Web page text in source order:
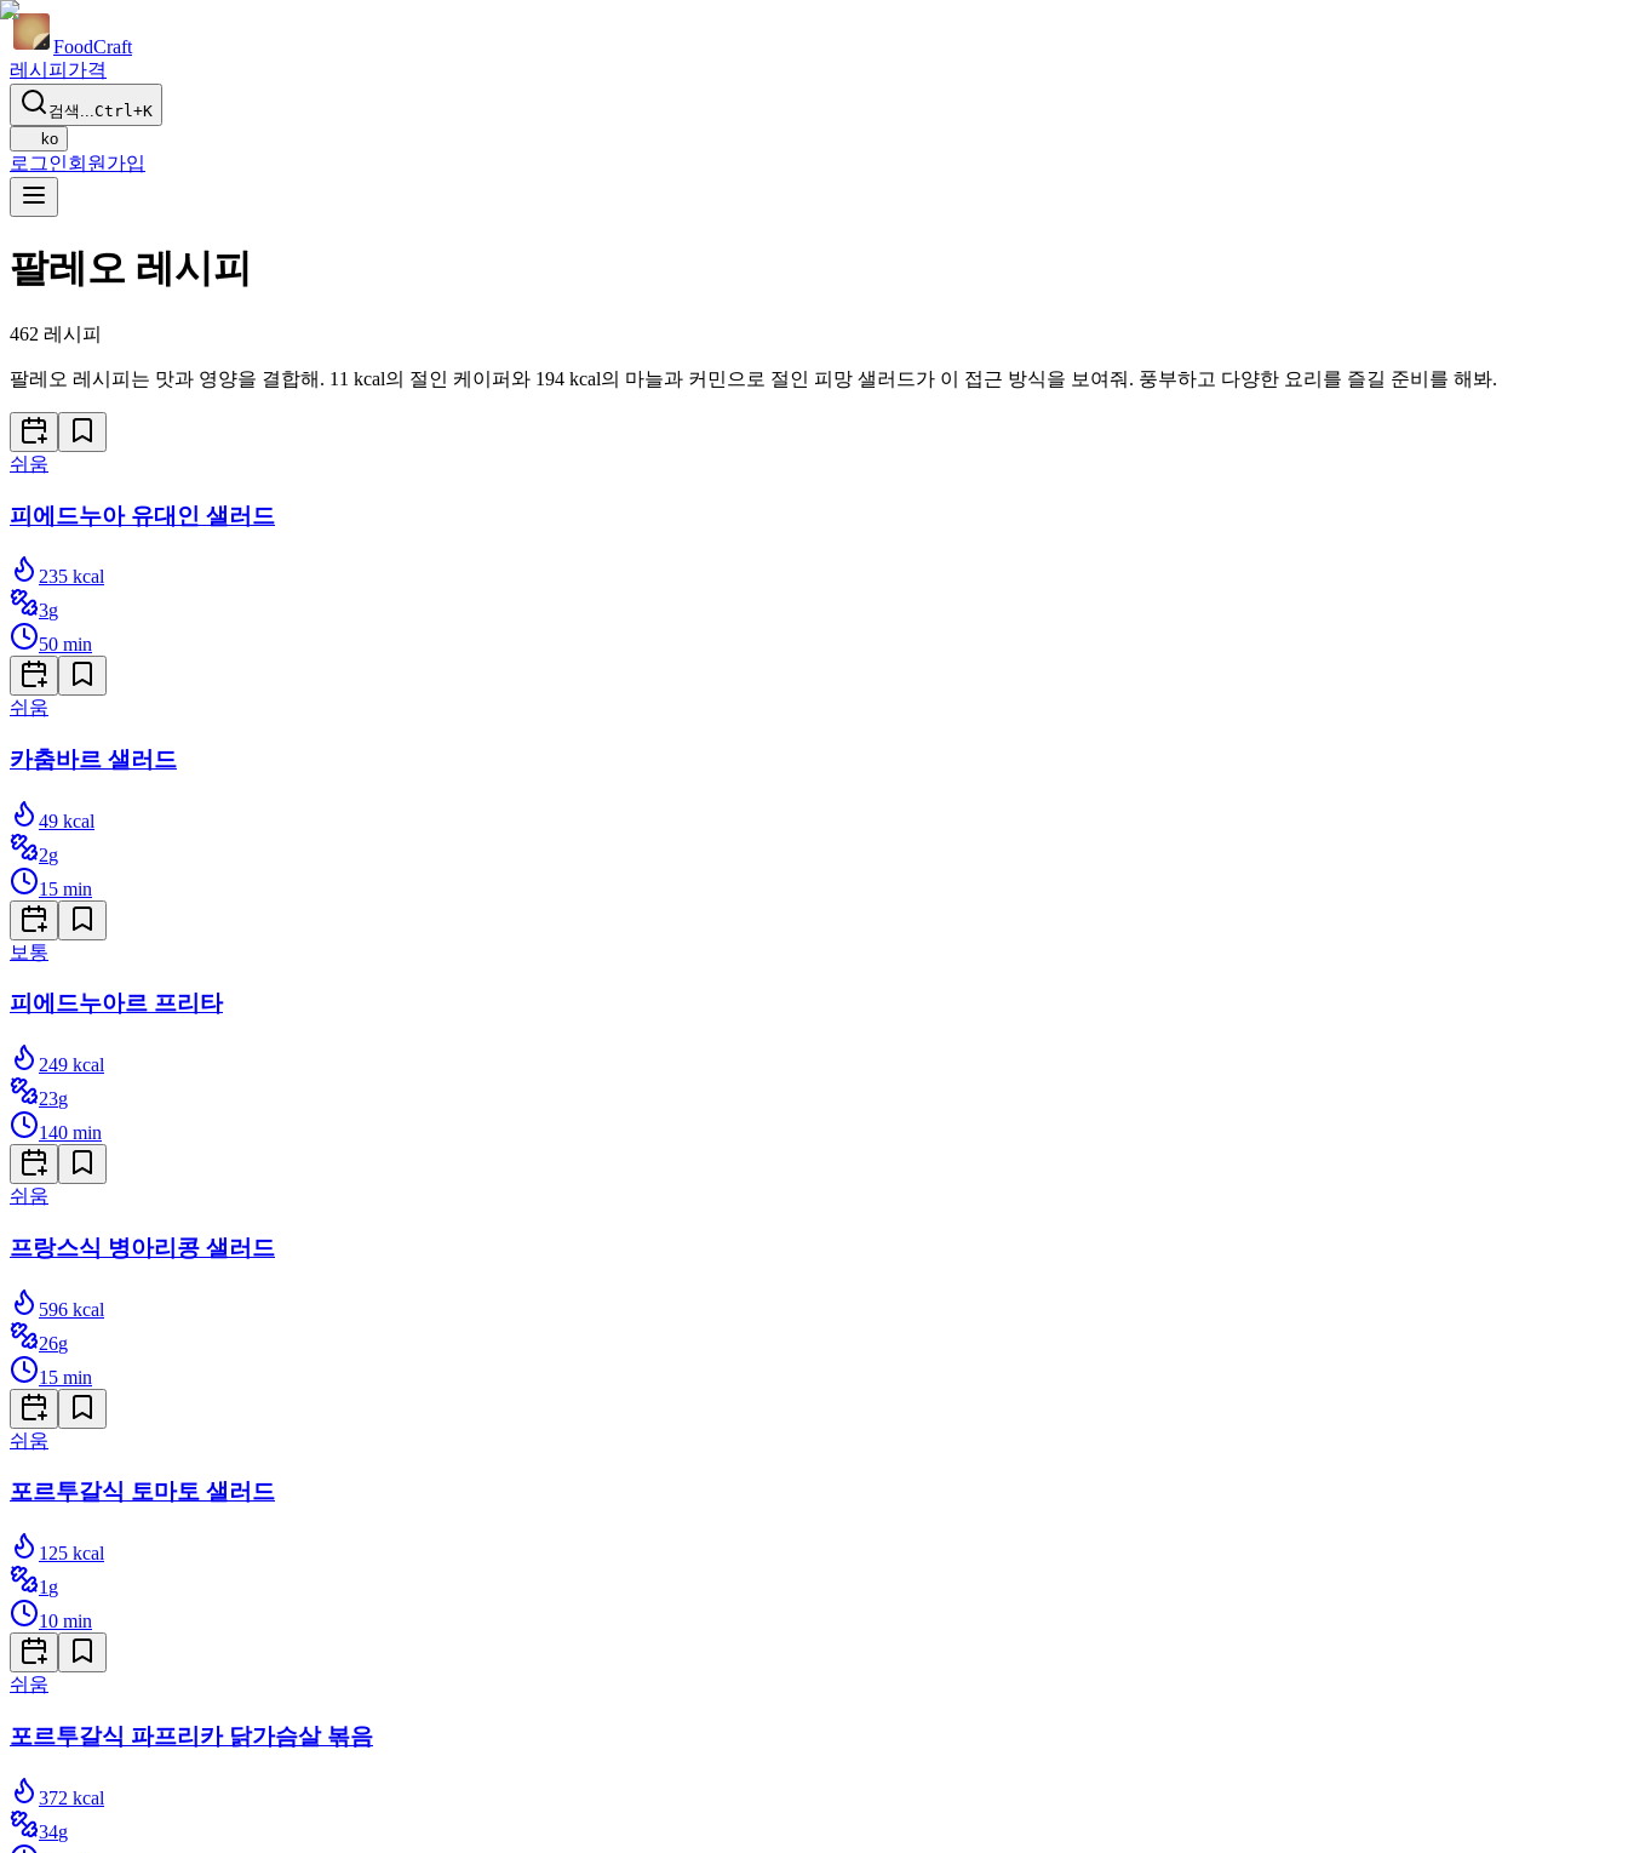
FoodCraft
레시피 가격
검색...Ctrl+K
ko
로그인회원가입
팔레오 레시피
462 레시피
팔레오 레시피는 맛과 영양을 결합해. 11 kcal의 절인 케이퍼와 194 kcal의 마늘과 커민으로 절인 피망 샐러드가 이 접근 방식을 보여줘. 풍부하고 다양한 요리를 즐길 준비를 해봐.
쉬움
피에드누아 유대인 샐러드
235 kcal
3g
50 min
쉬움
카춤바르 샐러드
49 kcal
2g
15 min
보통
피에드누아르 프리타
249 kcal
23g
140 min
쉬움
프랑스식 병아리콩 샐러드
596 kcal
26g
15 min
쉬움
포르투갈식 토마토 샐러드
125 kcal
1 g
10 min
쉬움
포르투갈식 파프리카 닭가슴살 볶음
372 kcal
34g